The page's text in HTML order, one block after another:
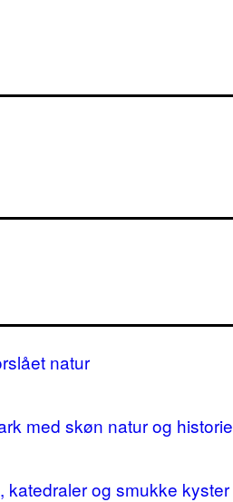
natur
med skøn natur og historie
katedraler og smukke kyster